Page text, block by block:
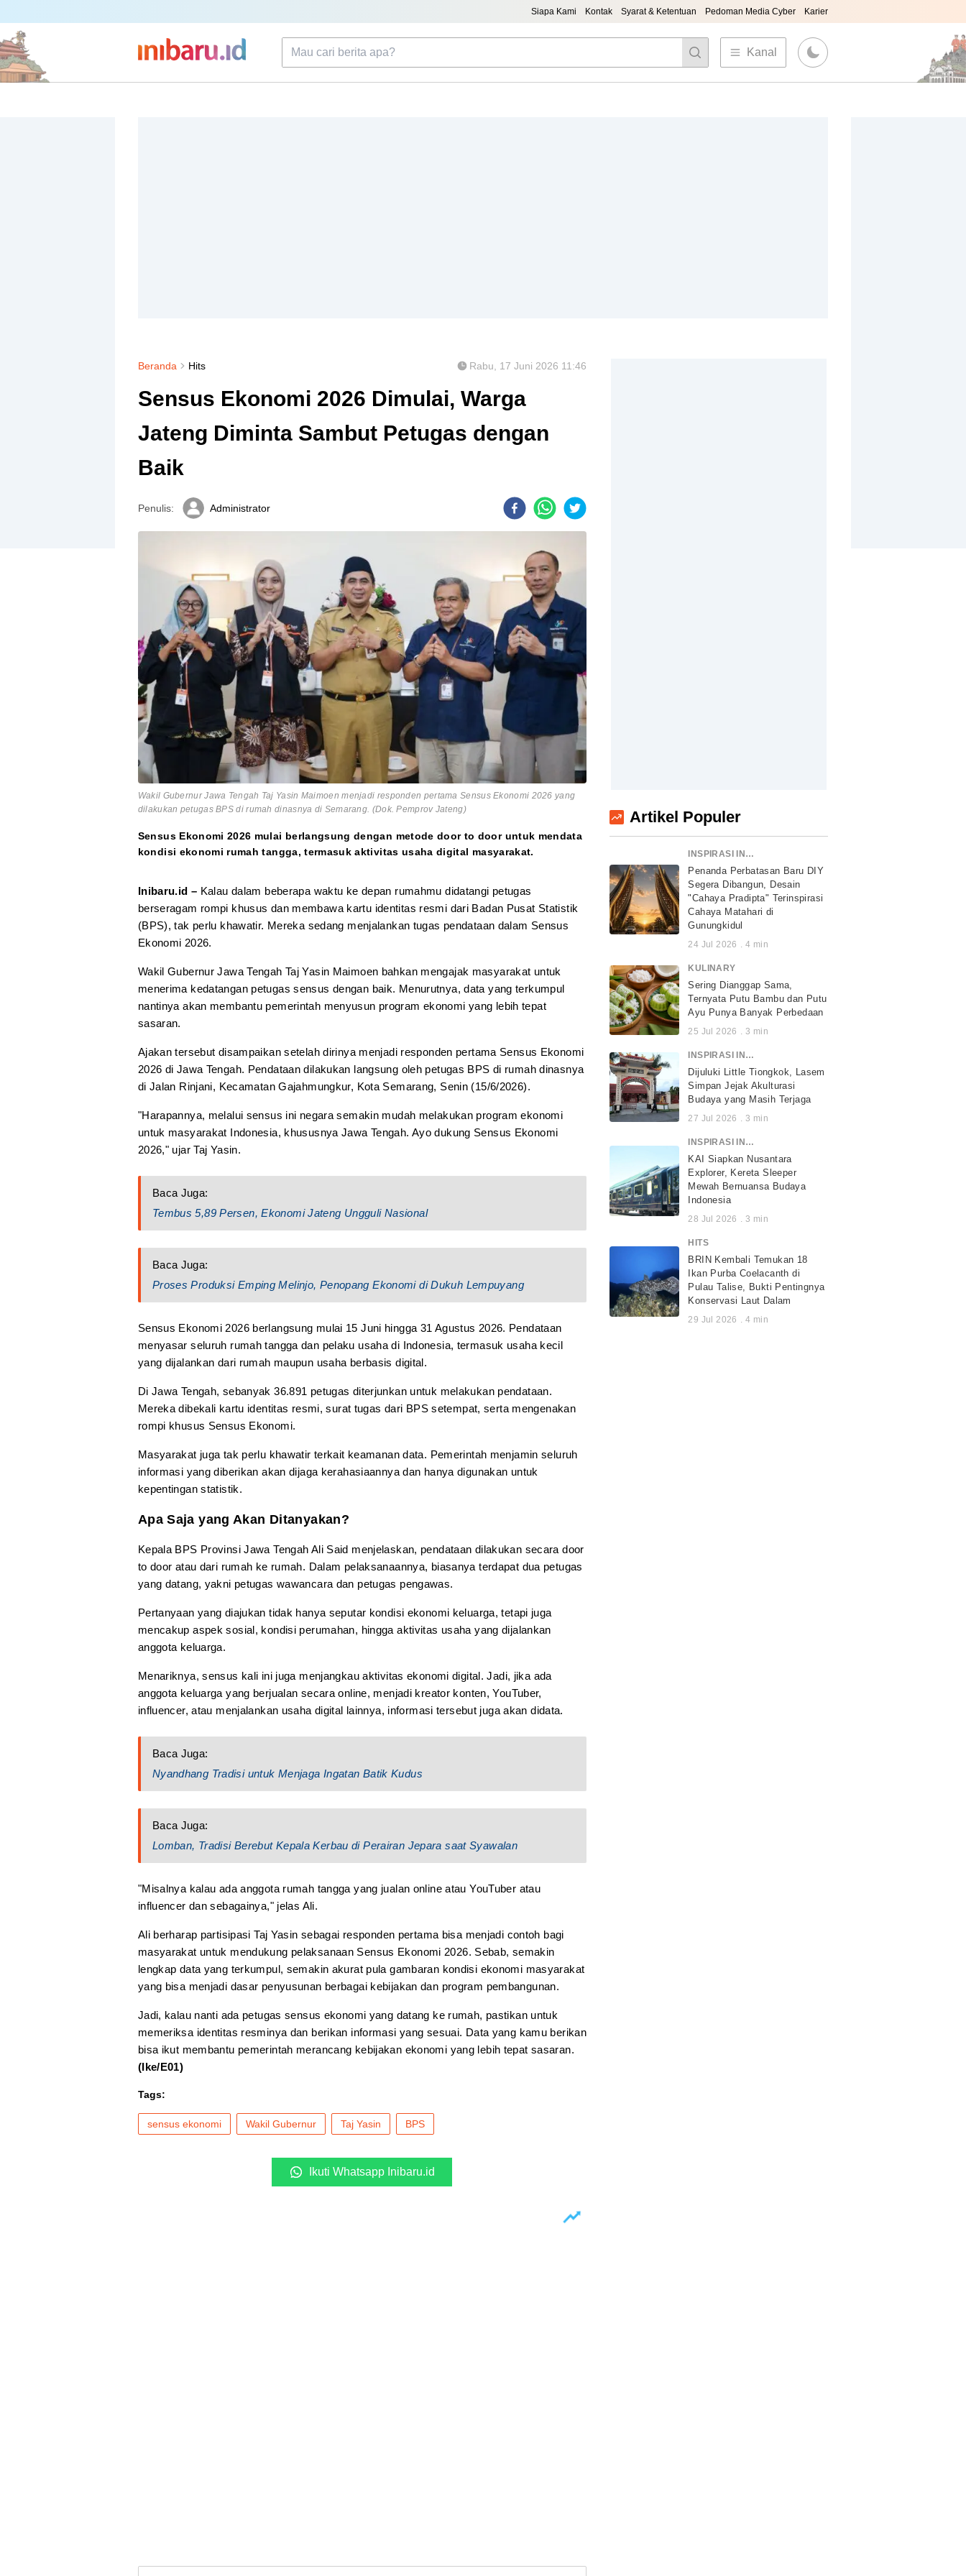
Siapa Kami Kontak Syarat & Ketentuan Pedoman Media Cyber Karier
Kanal
Beranda Hits Rabu, 17 Juni 2026 11:46
Sensus Ekonomi 2026 Dimulai, Warga
Jateng Diminta Sambut Petugas dengan
Baik
Penulis: Administrator
Wakil Gubernur Jawa Tengah Taj Yasin Maimoen menjadi responden pertama Sensus Ekonomi 2026 yang
dilakukan petugas BPS di rumah dinasnya di Semarang. (Dok. Pemprov Jateng)
Sensus Ekonomi 2026 mulai berlangsung dengan metode door to door untuk mendata
kondisi ekonomi rumah tangga, termasuk aktivitas usaha digital masyarakat.
Inibaru.id – Kalau dalam beberapa waktu ke depan rumahmu didatangi petugas
berseragam rompi khusus dan membawa kartu identitas resmi dari Badan Pusat Statistik
(BPS), tak perlu khawatir. Mereka sedang menjalankan tugas pendataan dalam Sensus
Ekonomi 2026.
Wakil Gubernur Jawa Tengah Taj Yasin Maimoen bahkan mengajak masyarakat untuk
menerima kedatangan petugas sensus dengan baik. Menurutnya, data yang terkumpul
nantinya akan membantu pemerintah menyusun program ekonomi yang lebih tepat
sasaran.
Ajakan tersebut disampaikan setelah dirinya menjadi responden pertama Sensus Ekonomi
2026 di Jawa Tengah. Pendataan dilakukan langsung oleh petugas BPS di rumah dinasnya
di Jalan Rinjani, Kecamatan Gajahmungkur, Kota Semarang, Senin (15/6/2026).
"Harapannya, melalui sensus ini negara semakin mudah melakukan program ekonomi
untuk masyarakat Indonesia, khususnya Jawa Tengah. Ayo dukung Sensus Ekonomi
2026," ujar Taj Yasin.
Baca Juga:
Tembus 5,89 Persen, Ekonomi Jateng Ungguli Nasional
Baca Juga:
Proses Produksi Emping Melinjo, Penopang Ekonomi di Dukuh Lempuyang
Sensus Ekonomi 2026 berlangsung mulai 15 Juni hingga 31 Agustus 2026. Pendataan
menyasar seluruh rumah tangga dan pelaku usaha di Indonesia, termasuk usaha kecil
yang dijalankan dari rumah maupun usaha berbasis digital.
Di Jawa Tengah, sebanyak 36.891 petugas diterjunkan untuk melakukan pendataan.
Mereka dibekali kartu identitas resmi, surat tugas dari BPS setempat, serta mengenakan
rompi khusus Sensus Ekonomi.
Masyarakat juga tak perlu khawatir terkait keamanan data. Pemerintah menjamin seluruh
informasi yang diberikan akan dijaga kerahasiaannya dan hanya digunakan untuk
kepentingan statistik.
Apa Saja yang Akan Ditanyakan?
Kepala BPS Provinsi Jawa Tengah Ali Said menjelaskan, pendataan dilakukan secara door
to door atau dari rumah ke rumah. Dalam pelaksanaannya, biasanya terdapat dua petugas
yang datang, yakni petugas wawancara dan petugas pengawas.
Pertanyaan yang diajukan tidak hanya seputar kondisi ekonomi keluarga, tetapi juga
mencakup aspek sosial, kondisi perumahan, hingga aktivitas usaha yang dijalankan
anggota keluarga.
Menariknya, sensus kali ini juga menjangkau aktivitas ekonomi digital. Jadi, jika ada
anggota keluarga yang berjualan secara online, menjadi kreator konten, YouTuber,
influencer, atau menjalankan usaha digital lainnya, informasi tersebut juga akan didata.
Baca Juga:
Nyandhang Tradisi untuk Menjaga Ingatan Batik Kudus
Baca Juga:
Lomban, Tradisi Berebut Kepala Kerbau di Perairan Jepara saat Syawalan
"Misalnya kalau ada anggota rumah tangga yang jualan online atau YouTuber atau
influencer dan sebagainya," jelas Ali.
Ali berharap partisipasi Taj Yasin sebagai responden pertama bisa menjadi contoh bagi
masyarakat untuk mendukung pelaksanaan Sensus Ekonomi 2026. Sebab, semakin
lengkap data yang terkumpul, semakin akurat pula gambaran kondisi ekonomi masyarakat
yang bisa menjadi dasar penyusunan berbagai kebijakan dan program pembangunan.
Jadi, kalau nanti ada petugas sensus ekonomi yang datang ke rumah, pastikan untuk
memeriksa identitas resminya dan berikan informasi yang sesuai. Data yang kamu berikan
bisa ikut membantu pemerintah merancang kebijakan ekonomi yang lebih tepat sasaran.
(Ike/E01)
Tags:
sensus ekonomi Wakil Gubernur Taj Yasin BPS
Ikuti Whatsapp Inibaru.id
Artikel Populer
INSPIRASI INDONESIA
Penanda Perbatasan Baru DIY
Segera Dibangun, Desain
"Cahaya Pradipta" Terinspirasi
Cahaya Matahari di
Gunungkidul
24 Jul 2026 . 4 min
KULINARY
Sering Dianggap Sama,
Ternyata Putu Bambu dan Putu
Ayu Punya Banyak Perbedaan
25 Jul 2026 . 3 min
INSPIRASI INDONESIA
Dijuluki Little Tiongkok, Lasem
Simpan Jejak Akulturasi
Budaya yang Masih Terjaga
27 Jul 2026 . 3 min
INSPIRASI INDONESIA
KAI Siapkan Nusantara
Explorer, Kereta Sleeper
Mewah Bernuansa Budaya
Indonesia
28 Jul 2026 . 3 min
HITS
BRIN Kembali Temukan 18
Ikan Purba Coelacanth di
Pulau Talise, Bukti Pentingnya
Konservasi Laut Dalam
29 Jul 2026 . 4 min